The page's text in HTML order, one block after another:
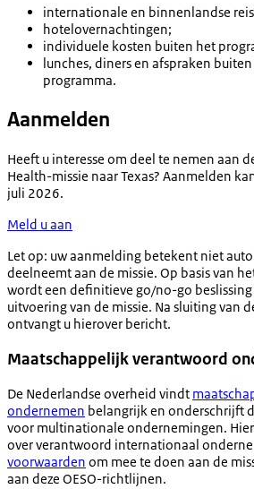
internationale en binnenlandse
hotelovernachtingen;
individuele kosten buiten het
lunches, diners en afspraken
programma.
Aanmelden
Heeft u interesse om deel te nemen aan
Health-missie naar Texas? Aanmelden
juli 2026.
Meld u aan
Let op: uw aanmelding betekent niet
deelneemt aan de missie. Op basis van
wordt een definitieve go/no-go
uitvoering van de missie. Na sluiting van
ontvangt u hierover bericht.
Maatschappelijk verantwoord
De Nederlandse overheid vindt
ondernemen belangrijk en onderschrijft
voor multinationale ondernemingen.
over verantwoord internationaal
voorwaarden om mee te doen aan de
aan deze OESO-richtlijnen.